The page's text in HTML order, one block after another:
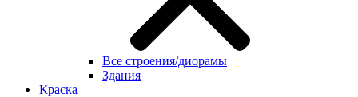
Все строения/диорамы
Здания
Краска